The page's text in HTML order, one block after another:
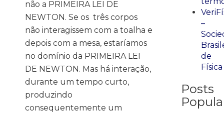
não a PRIMEIRA LEI DE
NEWTON. Se os três corpos
não interagissem com a toalha e
depois com a mesa, estaríamos
no domínio da PRIMEIRA LEI
DE NEWTON. Mas há interação,
durante um tempo curto,
produzindo
consequentemente um
–
de
Física
Posts